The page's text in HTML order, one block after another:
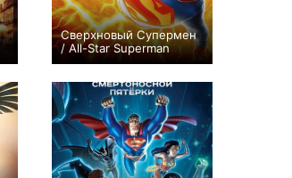
Сверхновый Супермен
/ All-Star Superman
0